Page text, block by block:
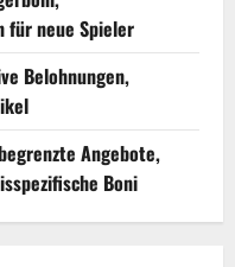
für neue Spieler
Belohnungen,
Angebote,
Boni